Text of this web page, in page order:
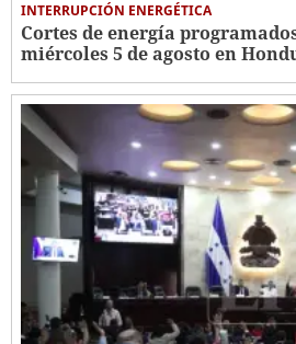
INTERRUPCIÓN ENERGÉTICA
Cortes de energía
miércoles 5 de agosto en